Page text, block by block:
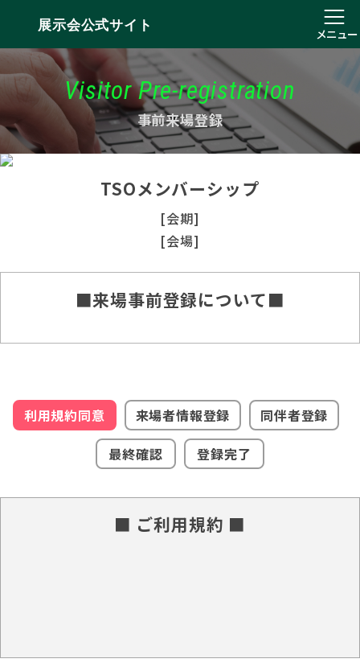
展示会公式サイト
メニュー
Visitor Pre-registration
事前来場登録
TSOメンバーシップ
[会期]
[会場]
■来場事前登録について■
利用規約同意 来場者情報登録
同伴者登録
最終確認
登録完了
■ ご利用規約 ■